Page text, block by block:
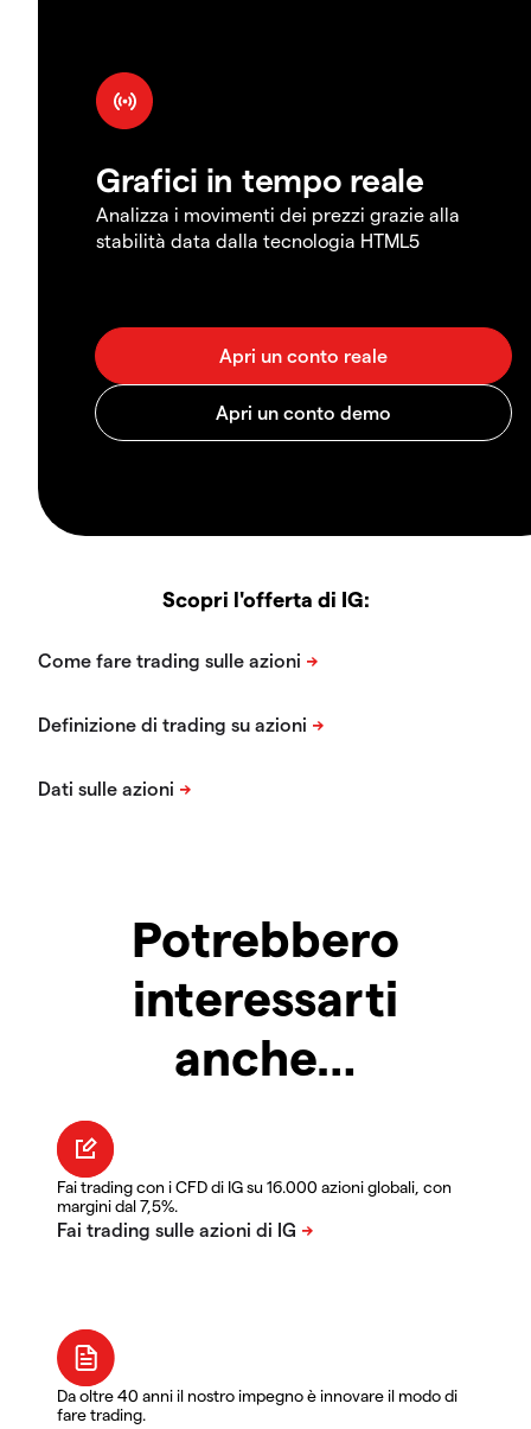
Grafici in tempo reale
Analizza i movimenti dei prezzi grazie alla
stabilità data dalla tecnologia HTML5
Scopri l'offerta di IG:
Potrebbero
interessarti
anche…
Fai trading con i CFD di IG su 16.000 azioni globali, con
margini dal 7,5%.
Da oltre 40 anni il nostro impegno è innovare il modo di
fare trading.